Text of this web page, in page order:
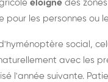
éloigné des
pour les personnes ou
social,
avec les
l'année suivante.